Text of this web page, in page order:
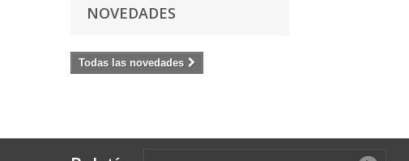
NOVEDADES
Todas las novedades